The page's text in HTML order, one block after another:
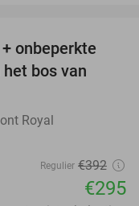
25%
onbeperkte
bos van
Royal
Regulier €392
€295